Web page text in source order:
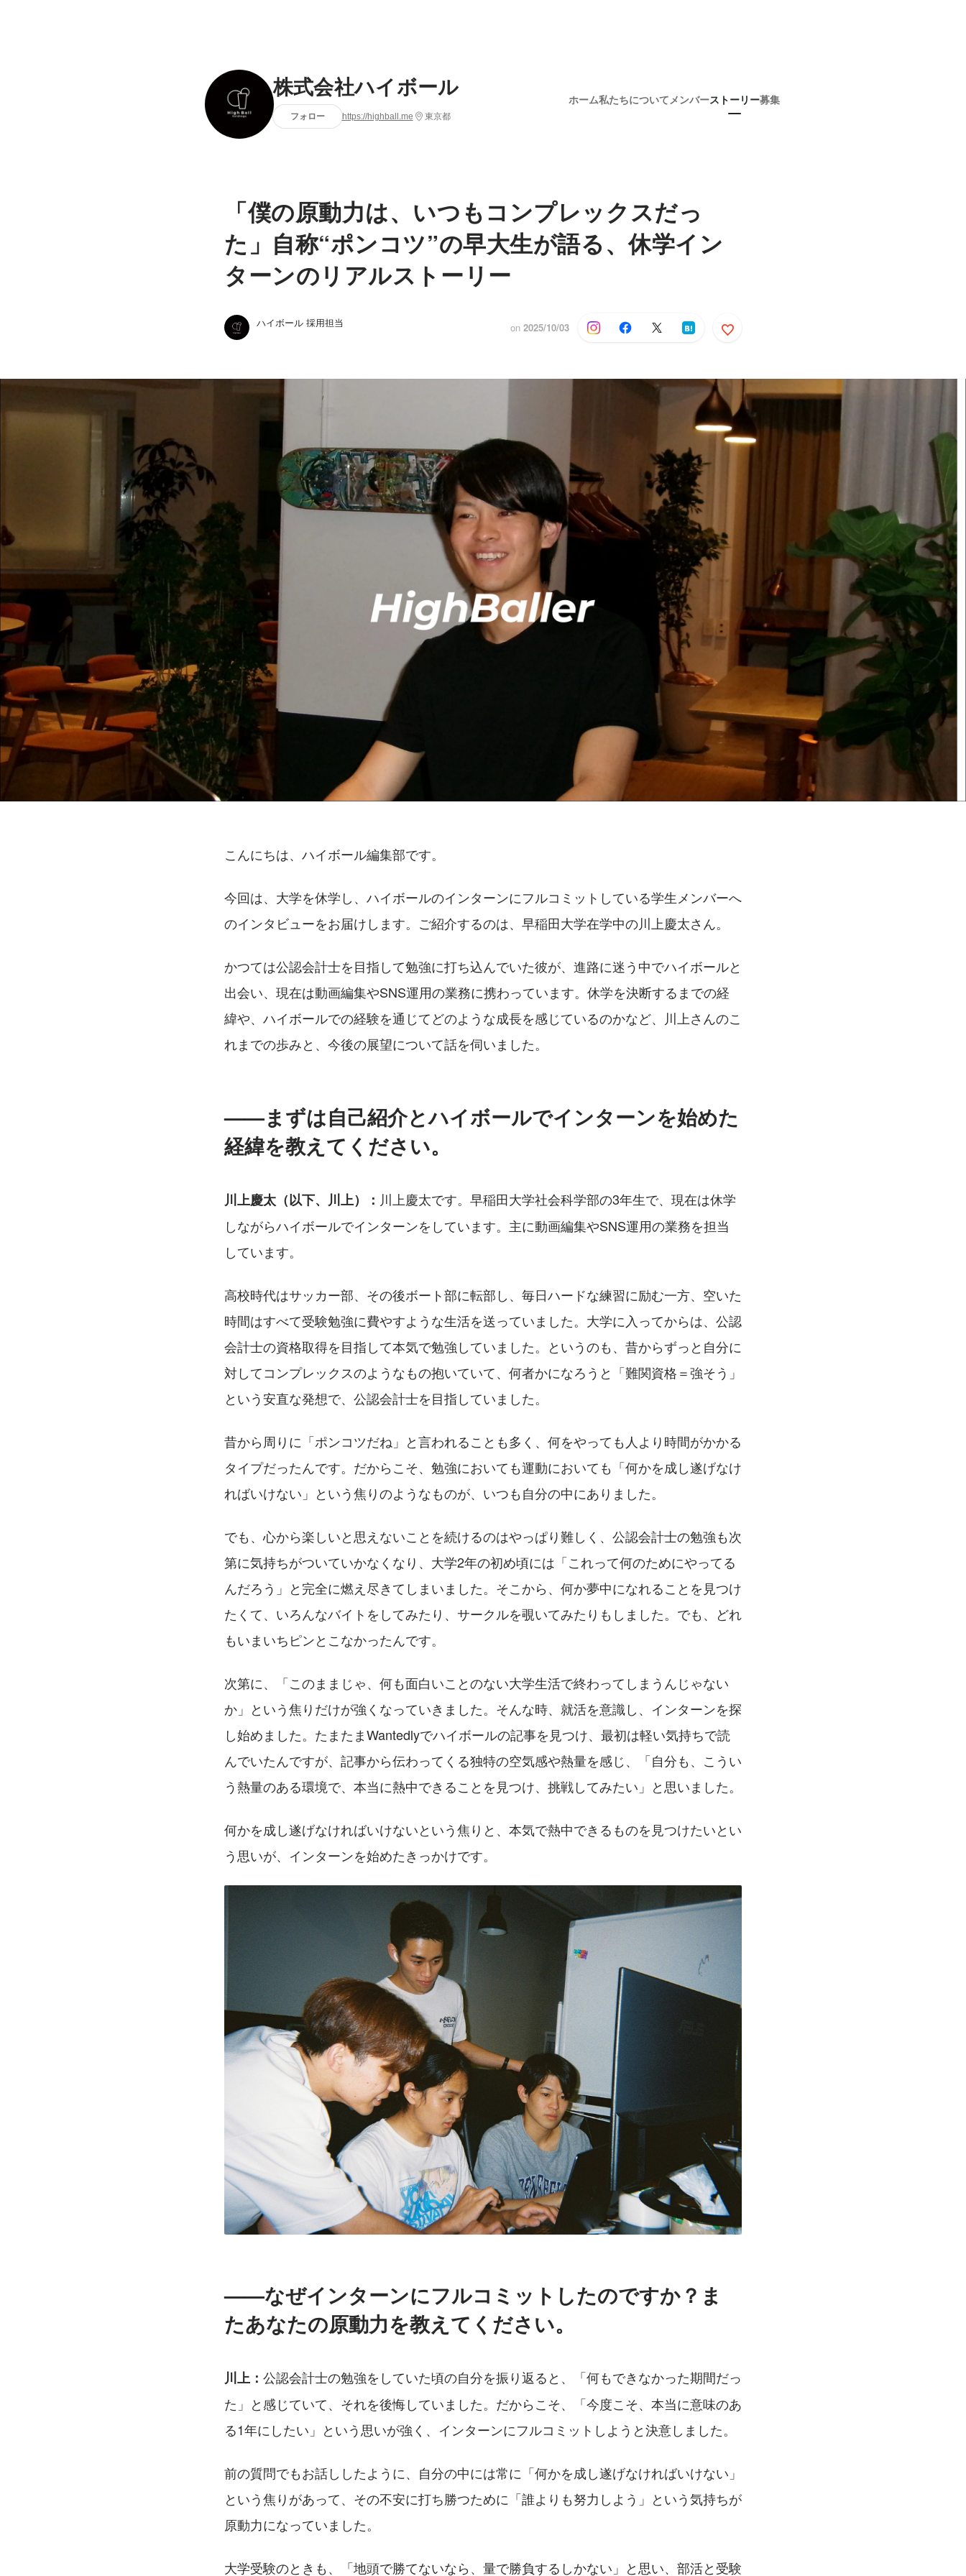
株式会社ハイボール
フォロー https://highball.me 東京都
ホーム私たちについて メンバーストーリー募集
「僕の原動力は、いつもコンプレックスだっ
た」自称“ポンコツ”の早大生が語る、休学イン
ターンのリアルストーリー
ハイボール 採用担当 on 2025/10/03
こんにちは、ハイボール編集部です。
今回は、大学を休学し、ハイボールのインターンにフルコミットしている学生メンバーへ
のインタビューをお届けします。ご紹介するのは、早稲田大学在学中の川上慶太さん。
かつては公認会計士を目指して勉強に打ち込んでいた彼が、進路に迷う中でハイボールと
出会い、現在は動画編集やSNS運用の業務に携わっています。休学を決断するまでの経
緯や、ハイボールでの経験を通じてどのような成長を感じているのかなど、川上さんのこ
れまでの歩みと、今後の展望について話を伺いました。
——まずは自己紹介とハイボールでインターンを始めた
経緯を教えてください。
川上慶太（以下、川上）： 川上慶太です。早稲田大学社会科学部の3年生で、現在は休学
しながらハイボールでインターンをしています。主に動画編集やSNS運用の業務を担当
しています。
高校時代はサッカー部、その後ボート部に転部し、毎日ハードな練習に励む一方、空いた
時間はすべて受験勉強に費やすような生活を送っていました。大学に入ってからは、公認
会計士の資格取得を目指して本気で勉強していました。というのも、昔からずっと自分に
対してコンプレックスのようなもの抱いていて、何者かになろうと「難関資格＝強そう」
という安直な発想で、公認会計士を目指していました。
昔から周りに「ポンコツだね」と言われることも多く、何をやっても人より時間がかかる
タイプだったんです。だからこそ、勉強においても運動においても「何かを成し遂げなけ
ればいけない」という焦りのようなものが、いつも自分の中にありました。
でも、心から楽しいと思えないことを続けるのはやっぱり難しく、公認会計士の勉強も次
第に気持ちがついていかなくなり、大学2年の初め頃には「これって何のためにやってる
んだろう」と完全に燃え尽きてしまいました。そこから、何か夢中になれることを見つけ
たくて、いろんなバイトをしてみたり、サークルを覗いてみたりもしました。でも、どれ
もいまいちピンとこなかったんです。
次第に、「このままじゃ、何も面白いことのない大学生活で終わってしまうんじゃない
か」という焦りだけが強くなっていきました。そんな時、就活を意識し、インターンを探
し始めました。たまたまWantedlyでハイボールの記事を見つけ、最初は軽い気持ちで読
んでいたんですが、記事から伝わってくる独特の空気感や熱量を感じ、「自分も、こうい
う熱量のある環境で、本当に熱中できることを見つけ、挑戦してみたい」と思いました。
何かを成し遂げなければいけないという焦りと、本気で熱中できるものを見つけたいとい
う思いが、インターンを始めたきっかけです。
——なぜインターンにフルコミットしたのですか？ま
たあなたの原動力を教えてください。
川上： 公認会計士の勉強をしていた頃の自分を振り返ると、「何もできなかった期間だっ
た」と感じていて、それを後悔していました。だからこそ、「今度こそ、本当に意味のあ
る1年にしたい」という思いが強く、インターンにフルコミットしようと決意しました。
前の質問でもお話ししたように、自分の中には常に「何かを成し遂げなければいけない」
という焦りがあって、その不安に打ち勝つために「誰よりも努力しよう」という気持ちが
原動力になっていました。
大学受験のときも、「地頭で勝てないなら、量で勝負するしかない」と思い、部活と受験